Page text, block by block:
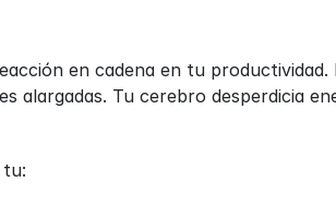
en cadena en tu
alargadas. Tu cerebro desperdicia
tu: